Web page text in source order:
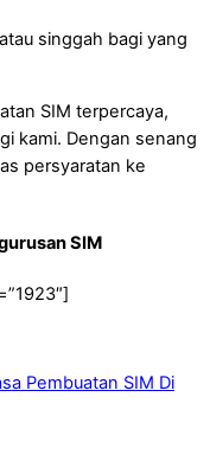
singgah bagi yang
SIM terpercaya,
kami. Dengan senang
persyaratan ke
SIM
Pembuatan SIM Di